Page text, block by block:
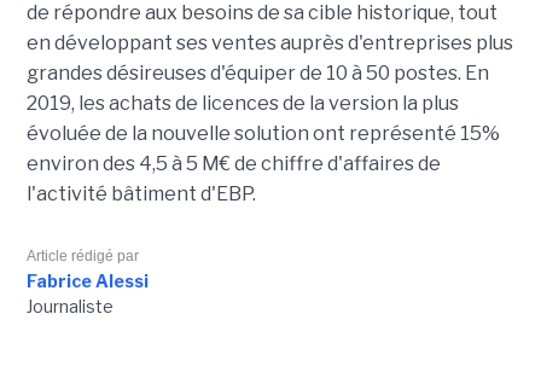
de répondre aux besoins de sa cible historique, tout
en développant ses ventes auprès d'entreprises plus
grandes désireuses d'équiper de 10 à 50 postes. En
2019, les achats de licences de la version la plus
évoluée de la nouvelle solution ont représenté 15%
environ des 4,5 à 5 M€ de chiffre d'affaires de
l'activité bâtiment d'EBP.
Article rédigé par
Fabrice Alessi
Journaliste